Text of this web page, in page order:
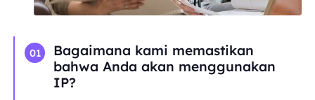
01
Bagaimana kami memastikan
bahwa Anda akan menggunakan
IP?